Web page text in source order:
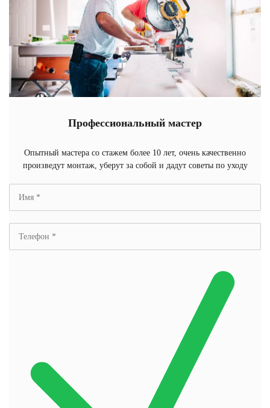
Профессиональный мастер
Опытный мастера со стажем более 10 лет, очень качественно
произведут монтаж, уберут за собой и дадут советы по уходу